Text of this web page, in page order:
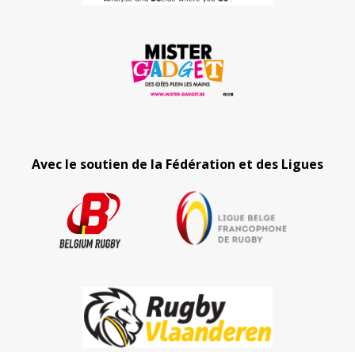
Avec le soutien de la Fédération et des Ligues